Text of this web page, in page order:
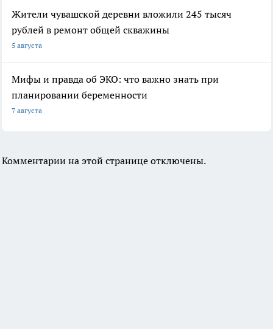
Жители чувашской деревни вложили 245 тысяч
рублей в ремонт общей скважины
5 августа
Мифы и правда об ЭКО: что важно знать при
планировании беременности
7 августа
Комментарии на этой странице отключены.